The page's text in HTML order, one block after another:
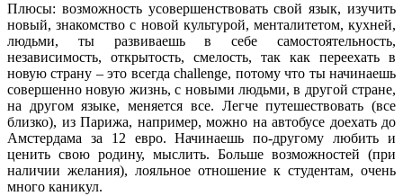
Плюсы: возможность усовершенствовать свой язык, изучить
новый, знакомство с новой культурой, менталитетом, кухней,
людьми, ты развиваешь в себе самостоятельность,
независимость, открытость, смелость, так как переехать в
новую страну – это всегда challenge, потому что ты начинаешь
совершенно новую жизнь, с новыми людьми, в другой стране,
на другом языке, меняется все. Легче путешествовать (все
близко), из Парижа, например, можно на автобусе доехать до
Амстердама за 12 евро. Начинаешь по-другому любить и
ценить свою родину, мыслить. Больше возможностей (при
наличии желания), лояльное отношение к студентам, очень
много каникул.